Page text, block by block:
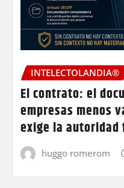
INTELECTOLANDIA®
El contrato: el
empresas menos
exige la
huggo romerom